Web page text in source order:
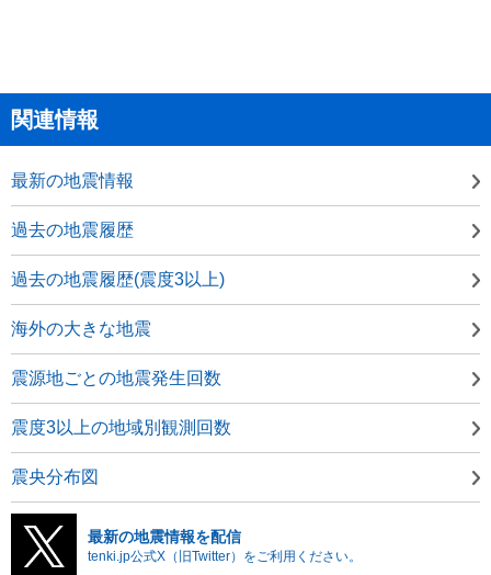
関連情報
最新の地震情報
過去の地震履歴
過去の地震履歴(震度3以上)
海外の大きな地震
震源地ごとの地震発生回数
震度3以上の地域別観測回数
震央分布図
最新の地震情報を配信
tenki.jp公式X（旧Twitter）をご利用ください。